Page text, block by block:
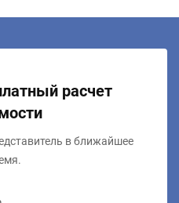
расчет
в ближайшее